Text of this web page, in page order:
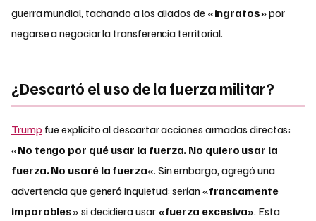
guerra mundial, tachando a los aliados de «ingratos»por
negarse a negociar la transferencia territorial.
¿Descartó el uso de la fuerza militar?
Trump fue explícito al descartar acciones armadas directas:
«No tengo por qué usar la fuerza. No quiero usar la
fuerza. No usaré la fuerza«. Sin embargo, agregó una
advertencia que generó inquietud: serían «francamente
imparables» si decidiera usar «fuerza excesiva». Esta